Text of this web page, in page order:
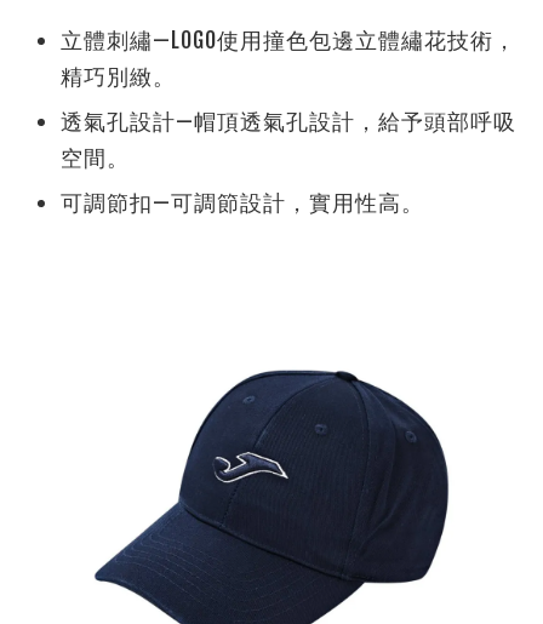
立體刺繡—LOGO使用撞色包邊立體繡花技術，
精巧別緻。
透氣孔設計—帽頂透氣孔設計，給予頭部呼吸
空間。
可調節扣—可調節設計，實用性高。